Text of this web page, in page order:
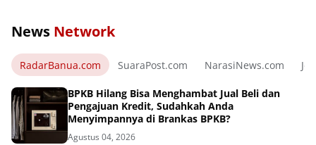
News Network
RadarBanua.com SuaraPost.com NarasiNews.com
BPKB Hilang Bisa Menghambat Jual Beli dan
Pengajuan Kredit, Sudahkah Anda
Menyimpannya di Brankas BPKB?
Agustus 04, 2026